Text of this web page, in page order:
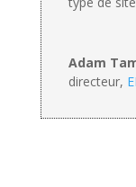
Adam
directeur,